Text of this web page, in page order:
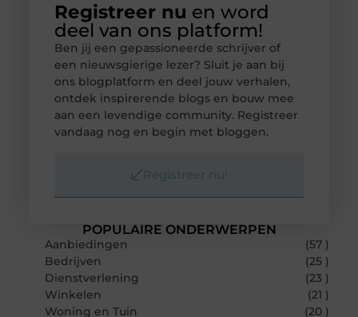
POPULAIRE ONDERWERPEN
Aanbiedingen
(57 )
Bedrijven
(25 )
Dienstverlening
(23 )
Winkelen
(21 )
Woning en Tuin
(20 )
Registreer nu en word
deel van ons platform!
Ben jij een gepassioneerde schrijver of
een nieuwsgierige lezer? Sluit je aan bij
ons blogplatform en deel jouw verhalen,
ontdek inspirerende blogs en bouw mee
aan een levendige community. Registreer
vandaag nog en begin met bloggen.
Registreer nu!